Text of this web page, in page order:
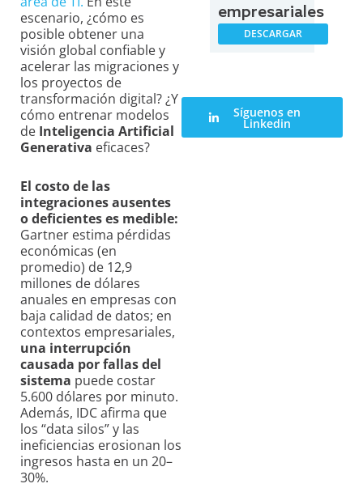
escenario, ¿cómo es
posible obtener una
visión global confiable y
acelerar las migraciones y
los proyectos de
transformación digital? ¿Y
cómo entrenar modelos
de Inteligencia Artificial
Generativa eficaces?
El costo de las
integraciones ausentes
o deficientes es medible:
Gartner estima pérdidas
económicas (en
promedio) de 12,9
millones de dólares
anuales en empresas con
baja calidad de datos; en
contextos empresariales,
una interrupción
causada por fallas del
sistema puede costar
5.600 dólares por minuto.
Además, IDC afirma que
los “data silos” y las
ineficiencias erosionan los
ingresos hasta en un 20–
30%.
empresariales
DESCARGAR
Síguenos en
Linkedin